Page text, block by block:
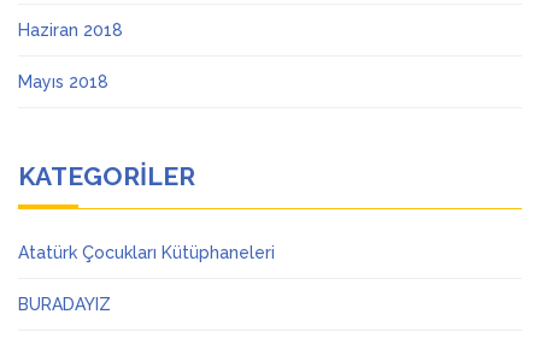
Haziran 2018
Mayıs 2018
KATEGORILER
Atatürk Çocukları Kütüphaneleri
BURADAYIZ